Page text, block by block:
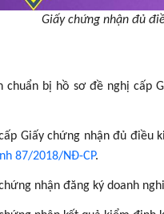
Giấy chứng nhận đủ
chuẩn bị hồ sơ đề nghị cấp
Giấy chứng nhận đủ điều
87/2018/NĐ-CP.
nhận đăng ký doanh